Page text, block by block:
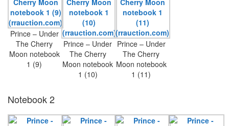
Prince – Under
The Cherry
Moon notebook
1 (9)
Prince – Under
The Cherry
Moon notebook
1 (10)
Prince – Under
The Cherry
Moon notebook
1 (11)
Notebook 2